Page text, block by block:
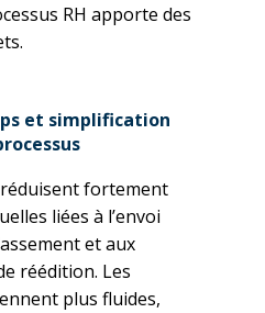
RH apporte des
et simplification
réduisent fortement
liées à l’envoi
et aux
réédition. Les
plus fluides,